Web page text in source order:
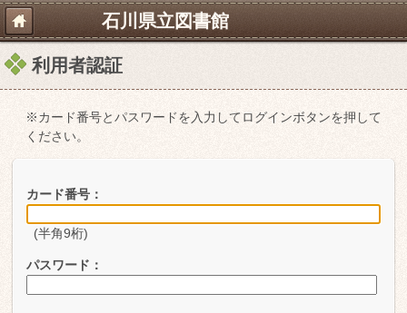
石川県立図書館
利用者認証
※カード番号とパスワードを入力してログインボタンを押して
ください。
カード番号：
(半角9桁)
パスワード：